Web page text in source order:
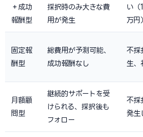
＋成功
報酬型
採択時のみ大きな費
用が発生
い
万円
固定報
酬型
総費用が予測可能、
成功報酬なし
不採
生、
月額顧
問型
継続的サポートを受
けられる、採択後も
フォロー
不採
発生